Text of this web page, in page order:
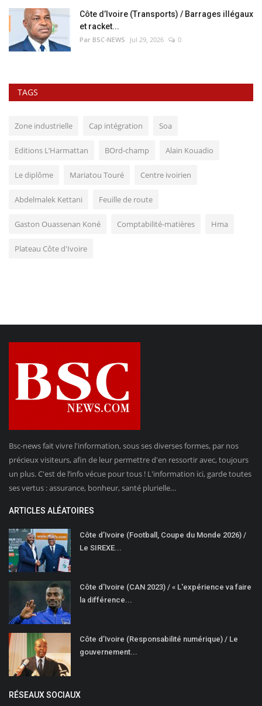
Côte d’Ivoire (Transports) / Barrages illégaux
et racket...
Par BSC-NEWS Jul 29, 2026 0
TAGS
Zone industrielle Cap intégration Soa
Editions L’Harmattan BOrd-champ Alain Kouadio
Le diplôme Mariatou Touré Centre ivoirien
Abdelmalek Kettani Feuille de route
Gaston Ouassenan Koné Comptabilité-matières Hma
Plateau Côte d'Ivoire
Bsc-news fait vivre l'information, sous ses diverses formes, par nos
précieux visiteurs, afin de leur permettre d'en ressortir avec, toujours
un plus. C'est de l’info vécue pour tous ! L'information ici, garde toutes
ses vertus : assurance, bonheur, santé plurielle…
ARTICLES ALÉATOIRES
Côte d’Ivoire (Football, Coupe du Monde 2026) /
Le SIREXE...
Côte d'Ivoire (CAN 2023) / « L'expérience va faire
la différence...
Côte d’Ivoire (Responsabilité numérique) / Le
gouvernement...
RÉSEAUX SOCIAUX